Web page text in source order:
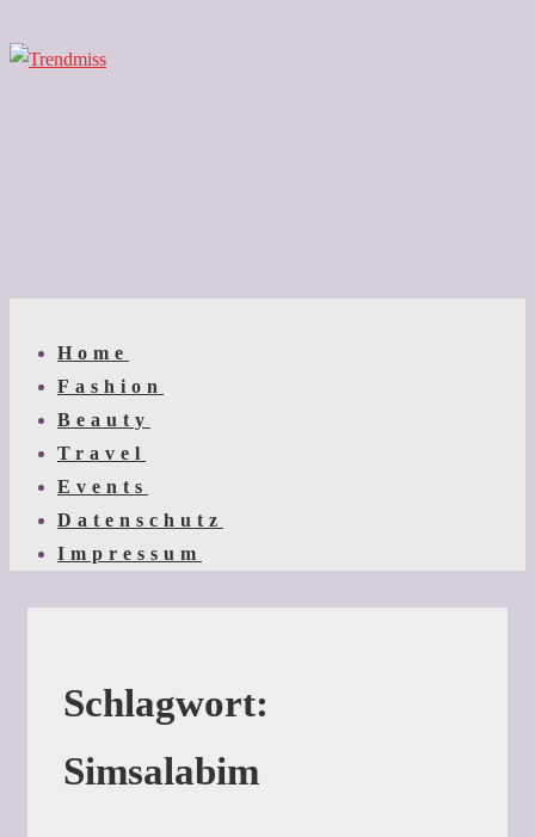
Zum
NavigationHome
Fashion
Beauty
Travel
Events
Datenschutz
Impressum
Schlagwort:
Simsalabim